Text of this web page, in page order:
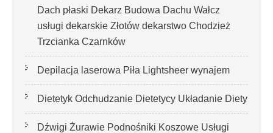
Dach płaski Dekarz Budowa Dachu Wałcz
usługi dekarskie Złotów dekarstwo Chodzież
Trzcianka Czarnków
Depilacja laserowa Piła Lightsheer wynajem
Dietetyk Odchudzanie Dietetycy Układanie Diety
Dźwigi Żurawie Podnośniki Koszowe Usługi